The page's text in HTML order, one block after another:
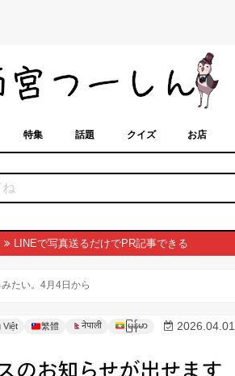
特集 話題 クイズ お店
LINEで写真送るだけでPR記事できる
たい。4月4日から
Việt 繁體 नेपाली မြန်မာ 2026.04.01